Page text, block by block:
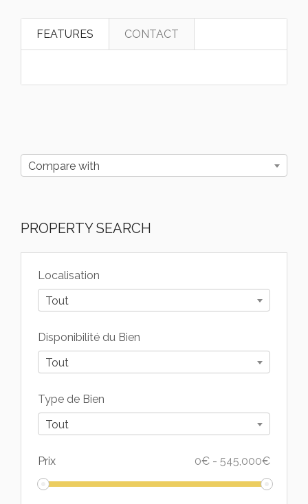
FEATURES CONTACT
Compare with
PROPERTY SEARCH
Localisation
Tout
Disponibilité du Bien
Tout
Type de Bien
Tout
Prix 0€ - 545,000€